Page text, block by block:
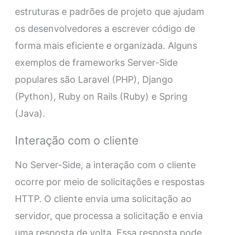
estruturas e padrões de projeto que ajudam
os desenvolvedores a escrever código de
forma mais eficiente e organizada. Alguns
exemplos de frameworks Server-Side
populares são Laravel (PHP), Django
(Python), Ruby on Rails (Ruby) e Spring
(Java).
Interação com o cliente
No Server-Side, a interação com o cliente
ocorre por meio de solicitações e respostas
HTTP. O cliente envia uma solicitação ao
servidor, que processa a solicitação e envia